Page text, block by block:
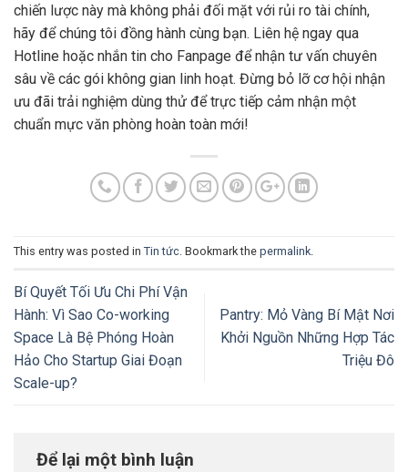
chiến lược này mà không phải đối mặt với rủi ro tài chính,
hãy để chúng tôi đồng hành cùng bạn. Liên hệ ngay qua
Hotline hoặc nhắn tin cho Fanpage để nhận tư vấn chuyên
sâu về các gói không gian linh hoạt. Đừng bỏ lỡ cơ hội nhận
ưu đãi trải nghiệm dùng thử để trực tiếp cảm nhận một
chuẩn mực văn phòng hoàn toàn mới!
This entry was posted in Tin tức. Bookmark the permalink.
Bí Quyết Tối Ưu Chi Phí Vận
Hành: Vì Sao Co-working
Space Là Bệ Phóng Hoàn
Hảo Cho Startup Giai Đoạn
Scale-up?
Pantry: Mỏ Vàng Bí Mật Nơi
Khởi Nguồn Những Hợp Tác
Triệu Đô
Để lại một bình luận